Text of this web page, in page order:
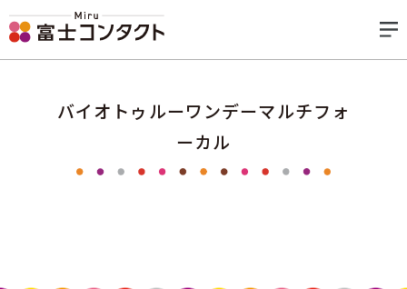
バイオトゥルーワンデーマルチフォ
ーカル